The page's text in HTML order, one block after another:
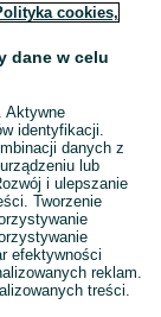
cookies,
dane w celu
Aktywne
identyfikacji.
danych z
lub
i ulepszanie
Tworzenie
efektywności
reklam.
treści.